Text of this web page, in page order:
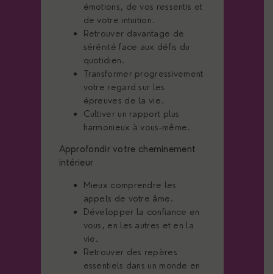
émotions, de vos ressentis et
de votre intuition.
Retrouver davantage de
sérénité face aux défis du
quotidien.
Transformer progressivement
votre regard sur les
épreuves de la vie.
Cultiver un rapport plus
harmonieux à vous-même.
Approfondir votre cheminement
intérieur
Mieux comprendre les
appels de votre âme.
Développer la confiance en
vous, en les autres et en la
vie.
Retrouver des repères
essentiels dans un monde en